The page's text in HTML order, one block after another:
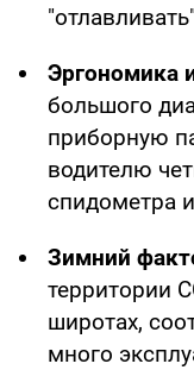
Эргономика
большого
приборную
водителю
спидометра
Зимний
территории
широтах,
много